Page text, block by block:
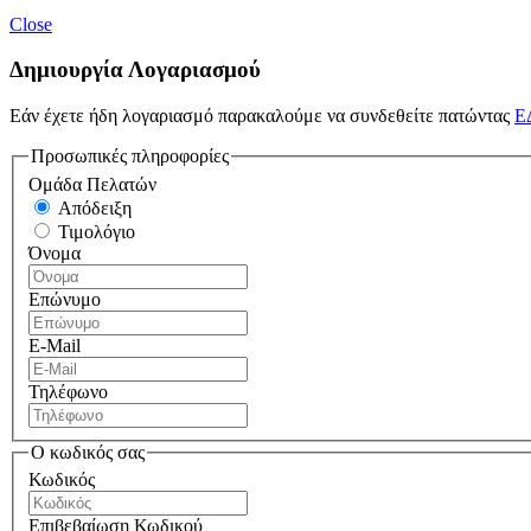
Close
Δημιουργία Λογαριασμού
Εάν έχετε ήδη λογαριασμό παρακαλούμε να συνδεθείτε πατώντας
Προσωπικές πληροφορίες
Ομάδα Πελατών
Απόδειξη
Τιμολόγιο
Όνομα
Επώνυμο
E-Mail
Τηλέφωνο
Ο κωδικός σας
Κωδικός
Επιβεβαίωση Κωδικού